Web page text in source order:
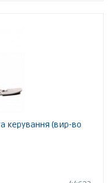
керування (вир-во